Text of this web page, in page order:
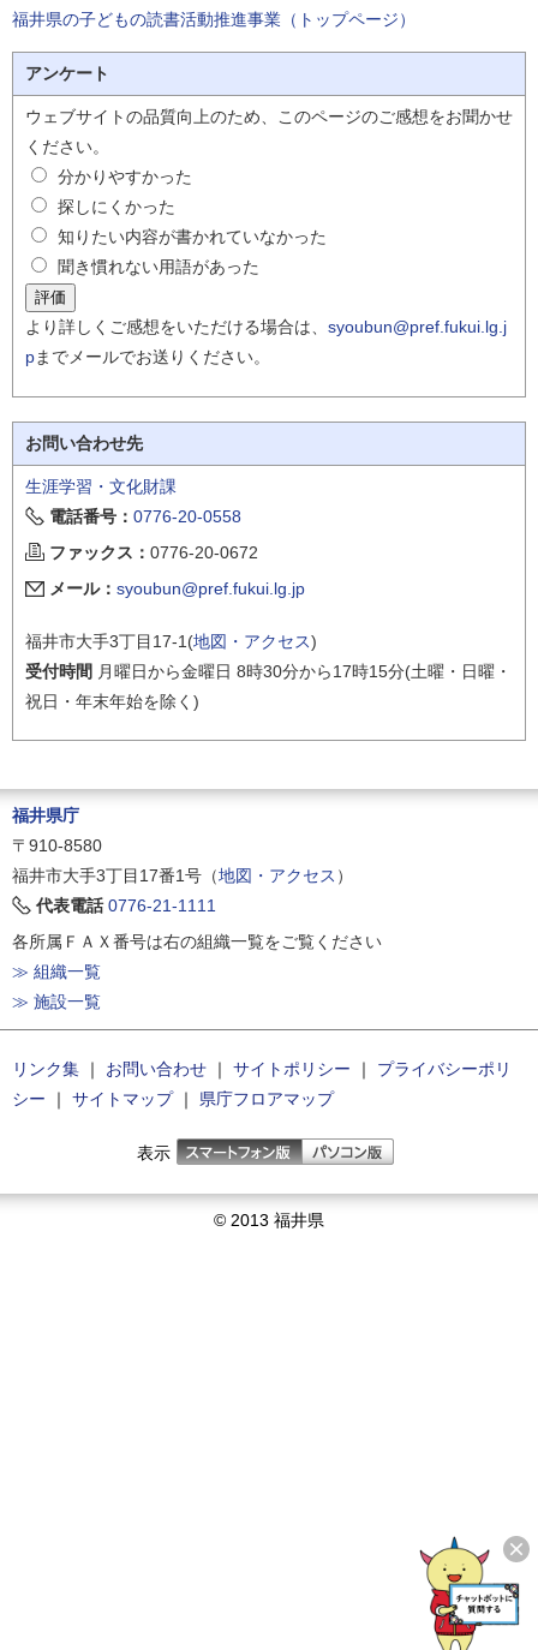
福井県の子どもの読書活動推進事業（トップページ）
アンケート
ウェブサイトの品質向上のため、このページのご感想をお聞かせ
ください。
分かりやすかった
探しにくかった
知りたい内容が書かれていなかった
聞き慣れない用語があった
より詳しくご感想をいただける場合は、 syoubun@pref.fukui.lg.j
pまでメールでお送りください。
お問い合わせ先
生涯学習・文化財課
電話番号： 0776-20-0558
ファックス： 0776-20-0672
メール： syoubun@pref.fukui.lg.jp
福井市大手3丁目17-1(地図・アクセス)
受付時間 月曜日から金曜日 8時30分から17時15分(土曜・日曜・
祝日・年末年始を除く)
福井県庁
〒910-8580
福井市大手3丁目17番1号（地図・アクセス ）
代表電話 0776-21-1111
各所属ＦＡＸ番号は右の組織一覧をご覧ください
≫ 組織一覧
≫ 施設一覧
リンク集 ｜ お問い合わせ ｜ サイトポリシー ｜
プライバシーポリ
シー ｜ サイトマップ｜ 県庁フロアマップ
表示
© 2013 福井県